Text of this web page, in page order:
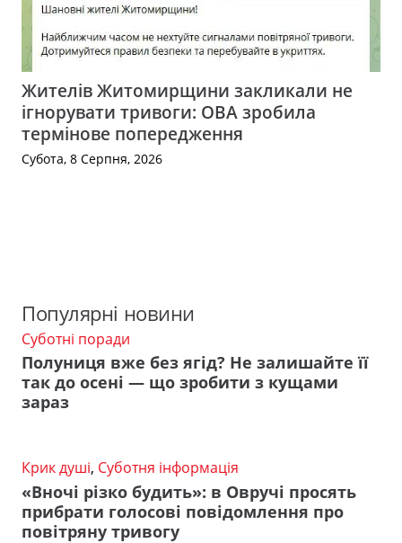
Жителів Житомирщини закликали не
ігнорувати тривоги: ОВА зробила
термінове попередження
Субота, 8 Серпня, 2026
Популярні новини
Суботні поради
Полуниця вже без ягід? Не залишайте її
так до осені — що зробити з кущами
зараз
Крик душі, Суботня інформація
«Вночі різко будить»: в Овручі просять
прибрати голосові повідомлення про
повітряну тривогу